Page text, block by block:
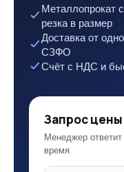
Металлопрокат
резка в размер
Доставка от
СЗФО
Счёт с НДС и
Запрос цены
Менеджер
время